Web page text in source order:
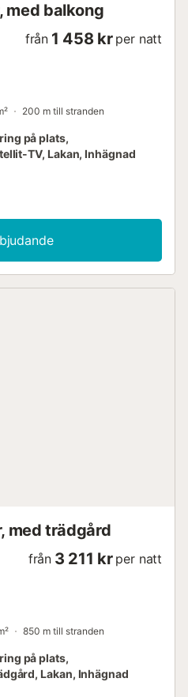
med balkong
från 1 458 kr per natt
200 m till stranden
på plats,
TV, Lakan, Inhägnad
med trädgård
från 3 211 kr per natt
850 m till stranden
på plats,
Lakan, Inhägnad